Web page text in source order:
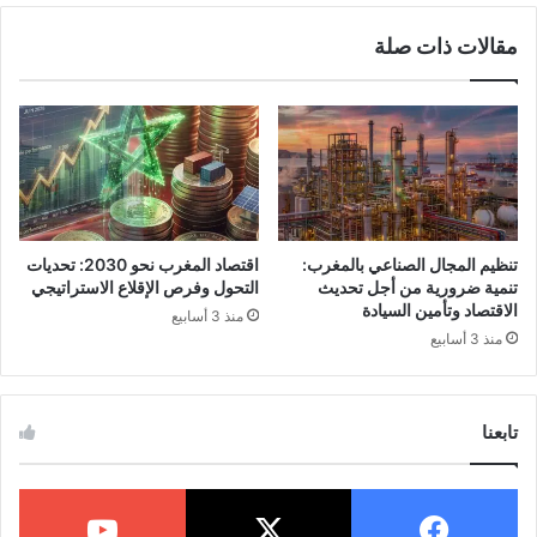
معدلات التحويل.
دراسة المنافسين تساعد في ضبط استراتيجية
التسعير والتسويق.
التخطيط المالييحد من الإنفاق غير الضروري.
التسويق الإبداعي يجذب شرائح جديدة من
الجمهور.
مفهوم التجارة الإلكترونية
التجارة الرقمية تعني إجراء المعاملات عبر
الإنترنت. تسهل هذه العملية بيع المنتجات
والخدمات دون الحاجة لمتاجر تقليدية. تتيح خيارات
أوسع للمستهلكين وتبسط إدارة الموارد المالية.
مقالات ذات صلة
تنظيم المجال الصناعي بالمغرب:
تنمية ضرورية من أجل تحديث
الاقتصاد وتأمين السيادة
منذ 3 أسابيع
اقتصاد المغرب نحو 2030: تحديات
التحول وفرص الإقلاع الاستراتيجي
منذ 3 أسابيع
تابعنا